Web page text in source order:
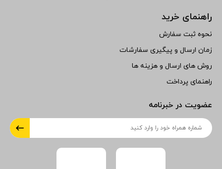
راهنمای خرید
نحوه ثبت سفارش
زمان ارسال و پیگیری سفارشات
روش های ارسال و هزینه ها
راهنمای پرداخت
عضویت در خبرنامه